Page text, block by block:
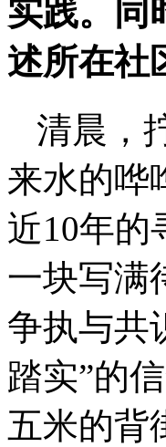
实践。同
述所在社
清晨，
来水的哗
近10年的
一块写满
争执与共
踏实”的
五米的背